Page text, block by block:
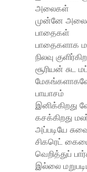
அலைகள்
முன்னே
பாதைகள்
பாதைகளாக
நிலவு
சூரியன் சுட
பாயாசம்
இனிக்கிறது
கசக்கிறது
அப்படியே
சிகரெட்
வெறித்துப்
இல்லை